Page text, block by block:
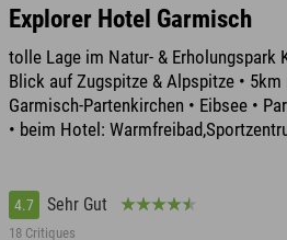
Explorer Hotel Garmisch
tolle Lage im Natur- & Erholungspark
Blick auf Zugspitze & Alpspitze • 5km
Garmisch-Partenkirchen • Eibsee •
• beim Hotel:
4.7 Sehr Gut
18 Critiques